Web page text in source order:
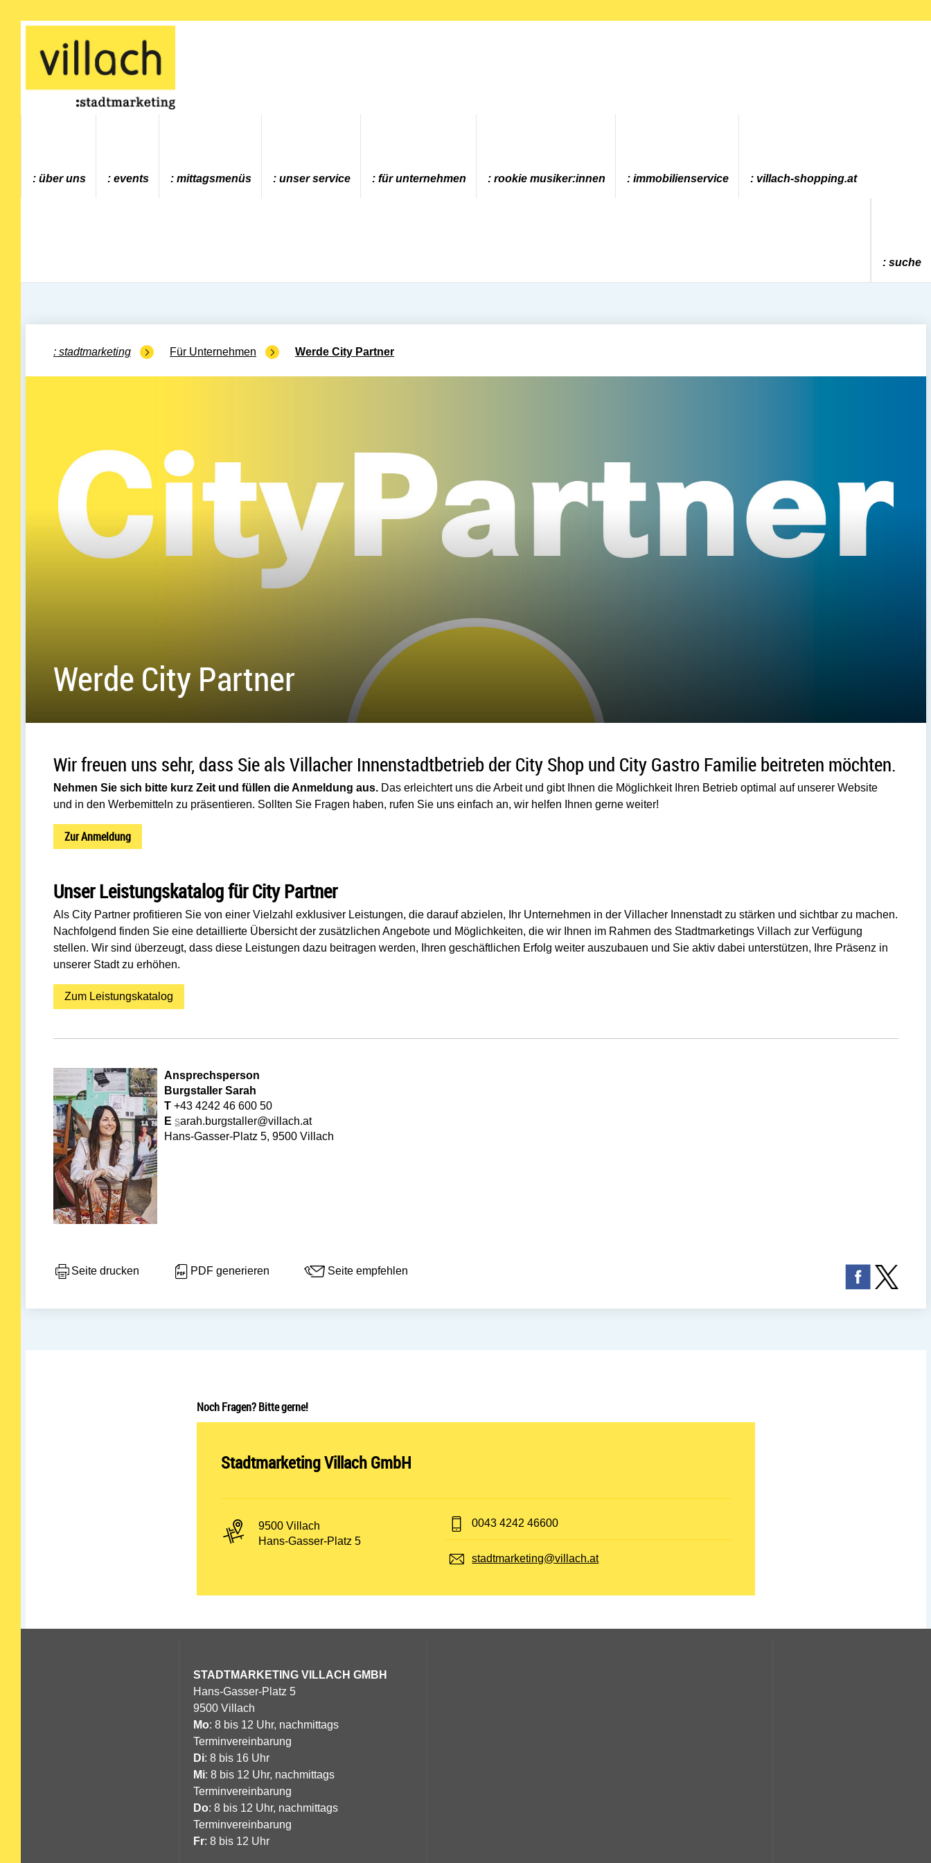
Gehe zur Startseite
über uns events mittagsmenüs unser service für unternehmen rookie musiker:innen immobilienservice villach-shopping.at
suche
stadtmarketing Für Unternehmen Werde City Partner
Werde City Partner
Wir freuen uns sehr, dass Sie als Villacher Innenstadtbetrieb der City Shop und City Gastro Familie beitreten möchten.
Nehmen Sie sich bitte kurz Zeit und füllen die Anmeldung aus. Das erleichtert uns die Arbeit und gibt Ihnen die Möglichkeit Ihren Betrieb optimal auf unserer Website
und in den Werbemitteln zu präsentieren. Sollten Sie Fragen haben, rufen Sie uns einfach an, wir helfen Ihnen gerne weiter!
Zur Anmeldung
Unser Leistungskatalog für City Partner
Als City Partner profitieren Sie von einer Vielzahl exklusiver Leistungen, die darauf abzielen, Ihr Unternehmen in der Villacher Innenstadt zu stärken und sichtbar zu machen.
Nachfolgend finden Sie eine detaillierte Übersicht der zusätzlichen Angebote und Möglichkeiten, die wir Ihnen im Rahmen des Stadtmarketings Villach zur Verfügung
stellen. Wir sind überzeugt, dass diese Leistungen dazu beitragen werden, Ihren geschäftlichen Erfolg weiter auszubauen und Sie aktiv dabei unterstützen, Ihre Präsenz in
unserer Stadt zu erhöhen.
Zum Leistungskatalog
Ansprechsperson
Burgstaller Sarah
T +43 4242 46 600 50
E sarah.burgstaller@villach.at
Hans-Gasser-Platz 5, 9500 Villach
Seite drucken PDF generieren Seite empfehlen
Noch Fragen? Bitte gerne!
Abteilung öffnen:
Stadtmarketing Villach GmbH
PLZ und Ort:
9500 Villach
Adresse:
Hans-Gasser-Platz 5
Telefon:
0043 4242 46600
E-Mail:
stadtmarketing@villach.at
STADTMARKETING VILLACH GMBH
Hans-Gasser-Platz 5
9500 Villach
Mo: 8 bis 12 Uhr, nachmittags
Terminvereinbarung
Di: 8 bis 16 Uhr
Mi: 8 bis 12 Uhr, nachmittags
Terminvereinbarung
Do: 8 bis 12 Uhr, nachmittags
Terminvereinbarung
Fr: 8 bis 12 Uhr